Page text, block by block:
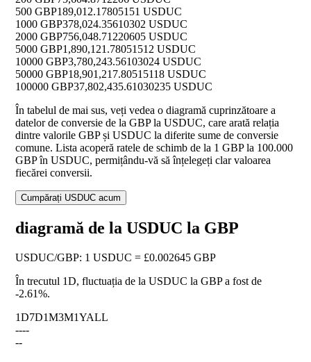
500 GBP189,012.17805151 USDUC
1000 GBP378,024.35610302 USDUC
2000 GBP756,048.71220605 USDUC
5000 GBP1,890,121.78051512 USDUC
10000 GBP3,780,243.56103024 USDUC
50000 GBP18,901,217.80515118 USDUC
100000 GBP37,802,435.61030235 USDUC
În tabelul de mai sus, veți vedea o diagramă cuprinzătoare a
datelor de conversie de la GBP la USDUC, care arată relația
dintre valorile GBP și USDUC la diferite sume de conversie
comune. Lista acoperă ratele de schimb de la 1 GBP la 100.000
GBP în USDUC, permițându-vă să înțelegeți clar valoarea
fiecărei conversii.
Cumpărați USDUC acum
diagramă de la USDUC la GBP
USDUC/GBP: 1 USDUC = £0.002645 GBP
În trecutul 1D, fluctuația de la USDUC la GBP a fost de
-2.61%.
1D7D1M3M1YALL
----
--